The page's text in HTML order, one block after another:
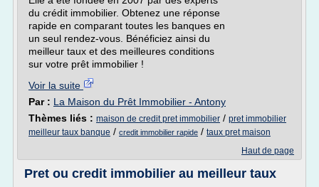
du crédit immobilier. Obtenez une réponse
rapide en comparant toutes les banques en
un seul rendez-vous. Bénéficiez ainsi du
meilleur taux et des meilleures conditions
sur votre prêt immobilier !
Voir la suite
Par : La Maison du Prêt Immobilier - Antony
Thèmes liés : maison de credit pret immobilier / pret immobilier
meilleur taux banque / credit immobilier rapide / taux pret maison
Haut de page
Pret ou credit immobilier au meilleur taux